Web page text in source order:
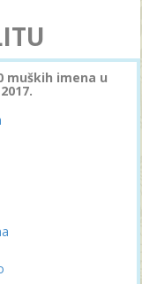
muških imena u